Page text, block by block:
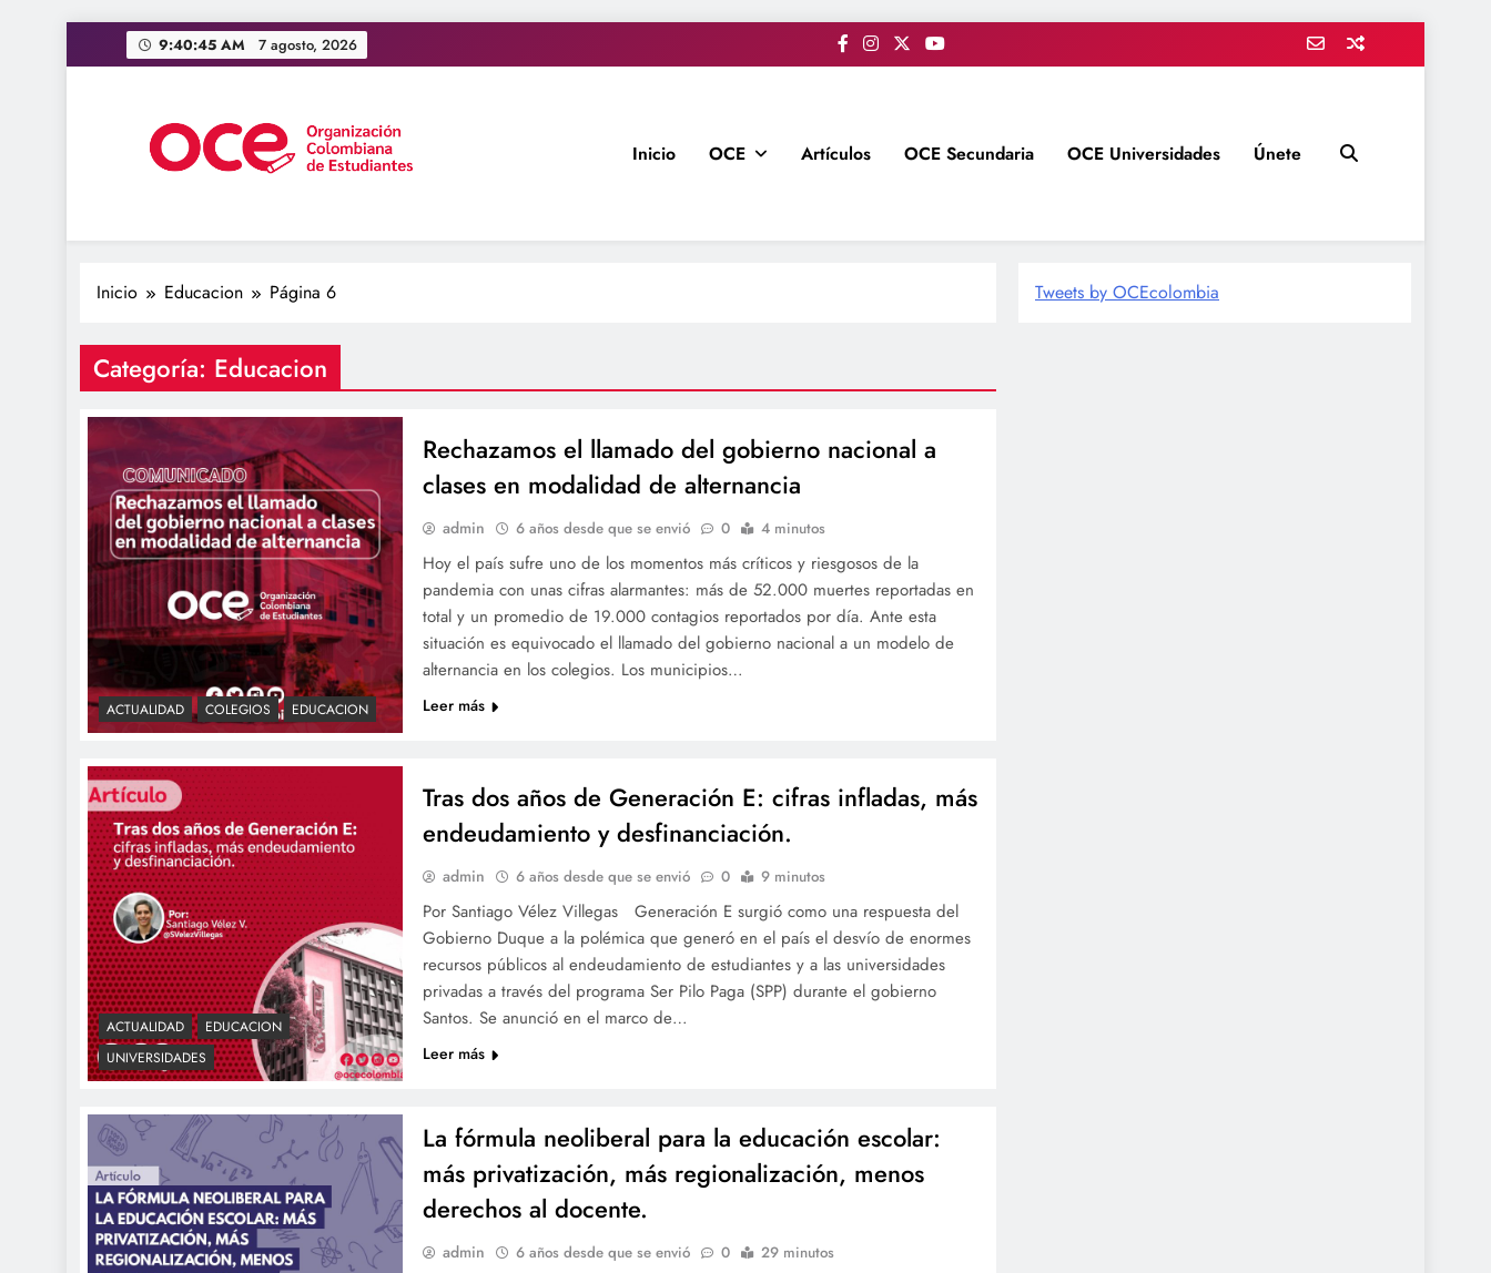
al
9:40:46 AM 7 agosto, 2026
OCE Colombia
Inicio OCE Artículos OCE Secundaria OCE Universidades Únete
Inicio Educacion Página 6
Categoría: Educacion
ACTUALIDAD COLEGIOS EDUCACION
Rechazamos el llamado del gobierno nacional a
clases en modalidad de alternancia
admin 6 años desde que se envió 0 4 minutos
Hoy el país sufre uno de los momentos más críticos y riesgosos de la
pandemia con unas cifras alarmantes: más de 52.000 muertes reportadas en
total y un promedio de 19.000 contagios reportados por día. Ante esta
situación es equivocado el llamado del gobierno nacional a un modelo de
alternancia en los colegios. Los municipios…
Leer más
ACTUALIDAD
EDUCACION
UNIVERSIDADES
Tras dos años de Generación E: cifras infladas, más
endeudamiento y desfinanciación.
admin 6 años desde que se envió 0 9 minutos
Por Santiago Vélez Villegas Generación E surgió como una respuesta del
Gobierno Duque a la polémica que generó en el país el desvío de enormes
recursos públicos al endeudamiento de estudiantes y a las universidades
privadas a través del programa Ser Pilo Paga (SPP) durante el gobierno
Santos. Se anunció en el marco de…
Leer más
La fórmula neoliberal para la educación escolar:
más privatización, más regionalización, menos
derechos al docente.
admin 6 años desde que se envió 0 29 minutos
Tweets by OCEcolombia